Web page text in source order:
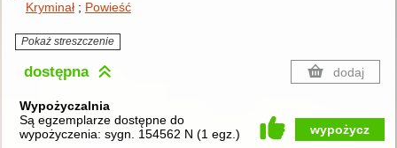
Kryminał
Powieść
Pokaż streszczenie
dostępna dodaj
Wypożyczalnia
Są egzemplarze dostępne do
wypożyczenia: sygn. 154562 N (1 egz.) wypożycz